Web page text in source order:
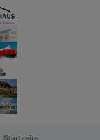
Startseite